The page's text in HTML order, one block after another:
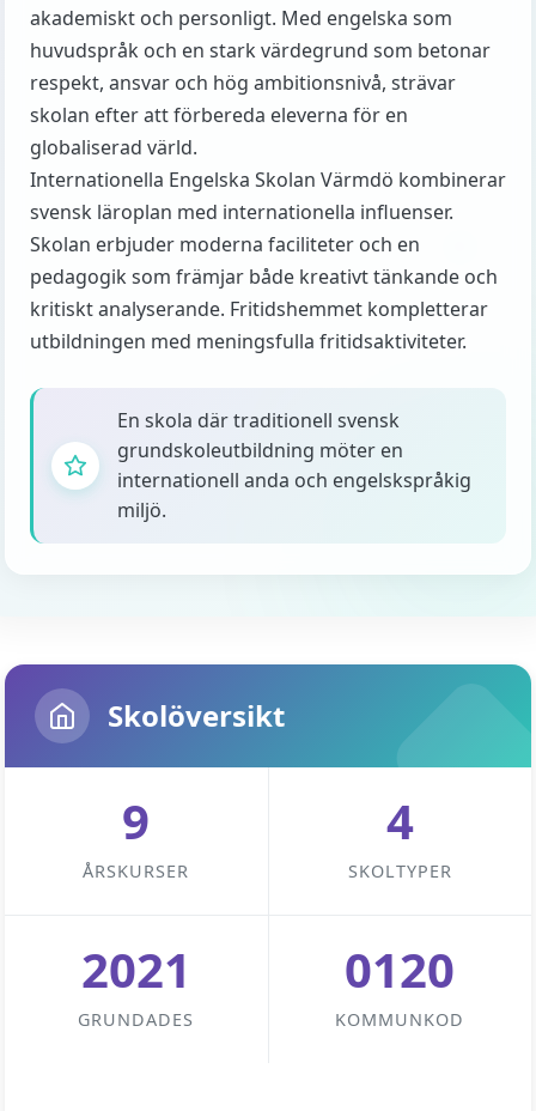
akademiskt och personligt. Med engelska som
huvudspråk och en stark värdegrund som betonar
respekt, ansvar och hög ambitionsnivå, strävar
skolan efter att förbereda eleverna för en
globaliserad värld.
Internationella Engelska Skolan Värmdö kombinerar
svensk läroplan med internationella influenser.
Skolan erbjuder moderna faciliteter och en
pedagogik som främjar både kreativt tänkande och
kritiskt analyserande. Fritidshemmet kompletterar
utbildningen med meningsfulla fritidsaktiviteter.
En skola där traditionell svensk
grundskoleutbildning möter en
internationell anda och engelskspråkig
miljö.
Skolöversikt
9
ÅRSKURSER
4
SKOLTYPER
2021
GRUNDADES
0120
KOMMUNKOD